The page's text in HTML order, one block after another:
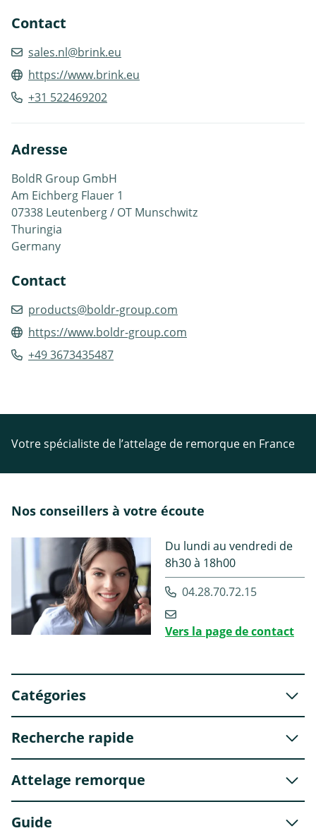
Contact
sales.nl@brink.eu
https://www.brink.eu
+31 522469202
Adresse
BoldR Group GmbH
Am Eichberg Flauer 1
07338 Leutenberg / OT Munschwitz
Thuringia
Germany
Contact
products@boldr-group.com
https://www.boldr-group.com
+49 3673435487
Votre spécialiste de l’attelage de remorque en France
Nos conseillers à votre écoute
Du lundi au vendredi de
8h30 à 18h00
04.28.70.72.15
Vers la page de contact
Catégories
Recherche rapide
Attelage remorque
Guide